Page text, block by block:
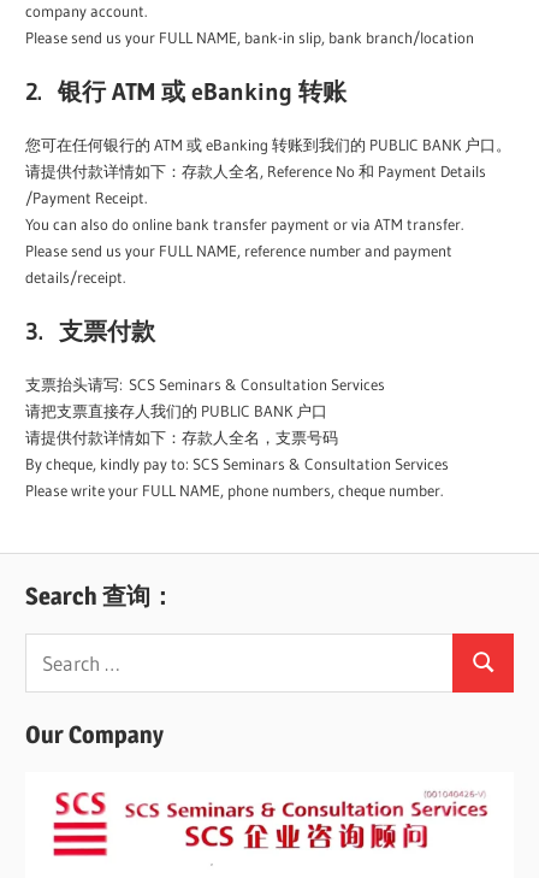
company account.
Please send us your FULL NAME, bank-in slip, bank branch/location
2.银行 ATM 或 eBanking 转账
您可在任何银行的 ATM 或 eBanking 转账到我们的 PUBLIC BANK 户口。
请提供付款详情如下：存款人全名, Reference No 和 Payment Details
/Payment Receipt.
You can also do online bank transfer payment or via ATM transfer.
Please send us your FULL NAME, reference number and payment
details/receipt.
3.支票付款
支票抬头请写: SCS Seminars & Consultation Services
请把支票直接存人我们的 PUBLIC BANK 户口
请提供付款详情如下：存款人全名，支票号码
By cheque, kindly pay to: SCS Seminars & Consultation Services
Please write your FULL NAME, phone numbers, cheque number.
Search 查询：
Search
Our Company